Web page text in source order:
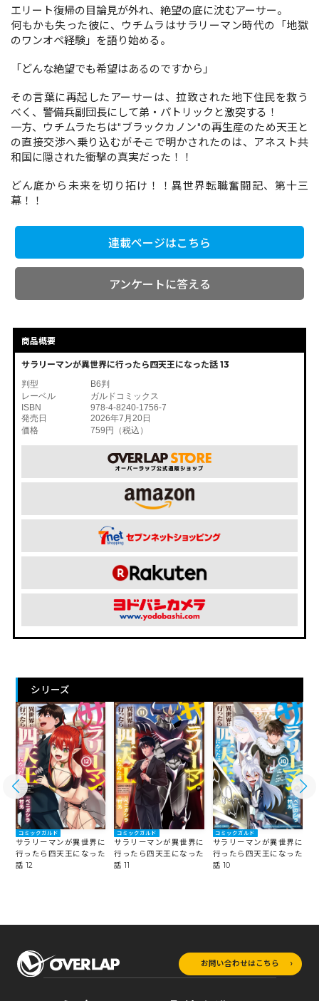
コミックパルフェ
閉じる
エリート復帰の目論見が外れ、絶望の底に沈むアーサー。
何もかも失った彼に、ウチムラはサラリーマン時代の「地獄
のワンオペ経験」を語り始める。
「どんな絶望でも希望はあるのですから」
その言葉に再起したアーサーは、拉致された地下住民を救う
べく、警備兵副団長にして弟・パトリックと激突する！
一方、ウチムラたちは"ブラックカノン"の再生産のため天王と
の直接交渉へ乗り込むが――そこで明かされたのは、アネスト共
和国に隠された衝撃の真実だった！！
どん底から未来を切り拓け！！異世界転職奮闘記、第十三
幕！！
連載ページはこちら
アンケートに答える
商品概要
サラリーマンが異世界に行ったら四天王になった話 13
判型
B6判
レーベル
ガルドコミックス
ISBN
978-4-8240-1756-7
発売日
2026年7月20日
価格
759円（税込）
シリーズ
コミックガルド
サラリーマンが異世界に
行ったら四天王になった
話 12
コミックガルド
サラリーマンが異世界に
行ったら四天王になった
話 11
コミックガルド
サラリーマンが異世界に
行ったら四天王になった
話 10
お問い合わせはこちら